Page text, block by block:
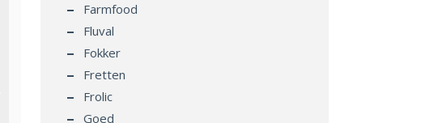
Farmfood
Fluval
Fokker
Fretten
Frolic
Goed